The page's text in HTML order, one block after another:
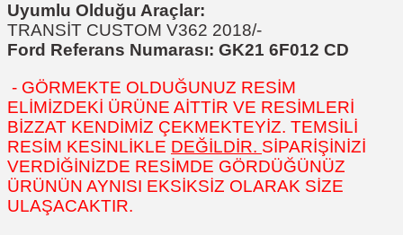
Uyumlu Olduğu Araçlar:
TRANSİT CUSTOM V362 2018/-
Ford Referans Numarası: GK21 6F012 CD
- GÖRMEKTE OLDUĞUNUZ RESİM
ELİMİZDEKİ ÜRÜNE AİTTİR VE RESİMLERİ
BİZZAT KENDİMİZ ÇEKMEKTEYİZ. TEMSİLİ
RESİM KESİNLİKLE DEĞİLDİR. SİPARİŞİNİZİ
VERDİĞİNİZDE RESİMDE GÖRDÜĞÜNÜZ
ÜRÜNÜN AYNISI EKSİKSİZ OLARAK SİZE
ULAŞACAKTIR.